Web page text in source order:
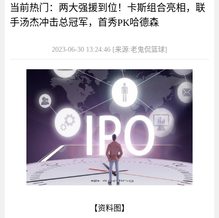
当前热门：两大强援到位！卡斯组合亮相，联
手汤杰冲击总冠军，首秀PK哈德森
2023-06-30 13:24:46 [来源:老鬼侃篮球]
【资料图】